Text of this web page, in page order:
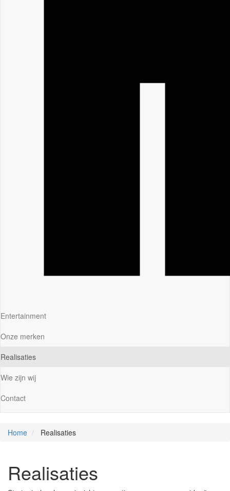
Entertainment
Onze merken
Realisaties
Wie zijn wij
Contact
Home Realisaties
Realisaties